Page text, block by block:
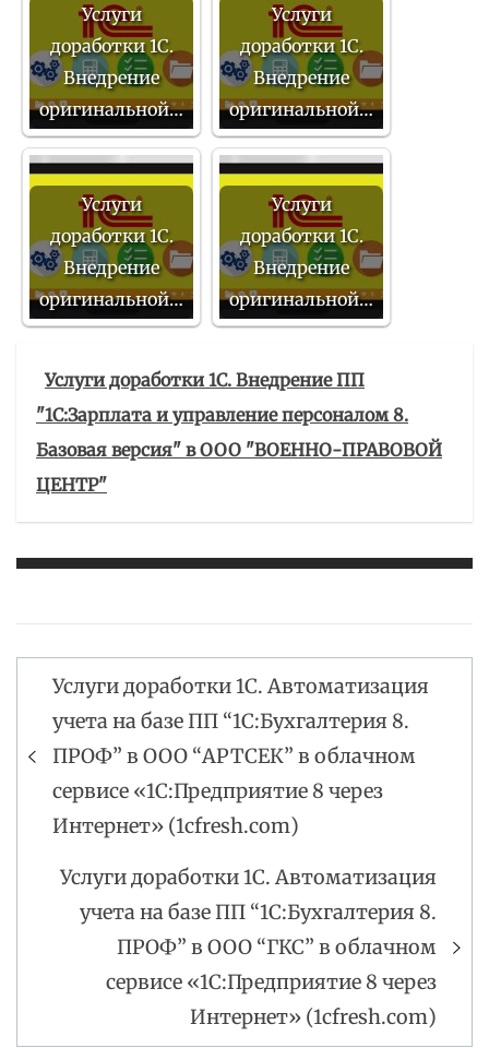
Услуги
доработки 1С.
Внедрение
оригинальной…
Услуги
доработки 1С.
Внедрение
оригинальной…
Услуги
доработки 1С.
Внедрение
оригинальной…
Услуги
доработки 1С.
Внедрение
оригинальной…
Услуги доработки 1С. Внедрение ПП
"1С:Зарплата и управление персоналом 8.
Базовая версия" в ООО "ВОЕННО-ПРАВОВОЙ
ЦЕНТР"
Навигация
по
записям
Услуги доработки 1С. Автоматизация
учета на базе ПП “1С:Бухгалтерия 8.
ПРОФ” в ООО “АРТСЕК” в облачном
сервисе «1С:Предприятие 8 через
Интернет» (1cfresh.com)
Услуги доработки 1С. Автоматизация
учета на базе ПП “1С:Бухгалтерия 8.
ПРОФ” в ООО “ГКС” в облачном
сервисе «1С:Предприятие 8 через
Интернет» (1cfresh.com)